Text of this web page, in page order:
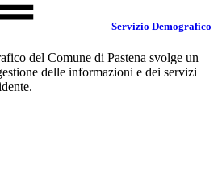
Servizio Demografico
del Comune di Pastena svolge un
delle informazioni e dei servizi